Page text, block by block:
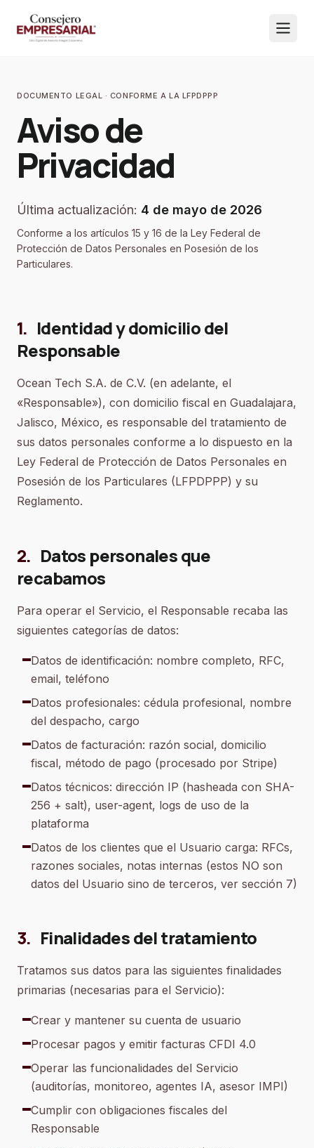
DOCUMENTO LEGAL · CONFORME A LA LFPDPPP
Aviso de
Privacidad
Última actualización: 4 de mayo de 2026
Conforme a los artículos 15 y 16 de la Ley Federal de
Protección de Datos Personales en Posesión de los
Particulares.
1. Identidad y domicilio del
Responsable
Ocean Tech S.A. de C.V. (en adelante, el
«Responsable»), con domicilio fiscal en Guadalajara,
Jalisco, México, es responsable del tratamiento de
sus datos personales conforme a lo dispuesto en la
Ley Federal de Protección de Datos Personales en
Posesión de los Particulares (LFPDPPP) y su
Reglamento.
2. Datos personales que
recabamos
Para operar el Servicio, el Responsable recaba las
siguientes categorías de datos:
Datos de identificación: nombre completo, RFC,
email, teléfono
Datos profesionales: cédula profesional, nombre
del despacho, cargo
Datos de facturación: razón social, domicilio
fiscal, método de pago (procesado por Stripe)
Datos técnicos: dirección IP (hasheada con SHA-
256 + salt), user-agent, logs de uso de la
plataforma
Datos de los clientes que el Usuario carga: RFCs,
razones sociales, notas internas (estos NO son
datos del Usuario sino de terceros, ver sección 7)
3. Finalidades del tratamiento
Tratamos sus datos para las siguientes finalidades
primarias (necesarias para el Servicio):
Crear y mantener su cuenta de usuario
Procesar pagos y emitir facturas CFDI 4.0
Operar las funcionalidades del Servicio
(auditorías, monitoreo, agentes IA, asesor IMPI)
Cumplir con obligaciones fiscales del
Responsable